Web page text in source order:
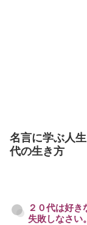
名言に学ぶ人
代の生き方
２０代は好き
失敗しなさい